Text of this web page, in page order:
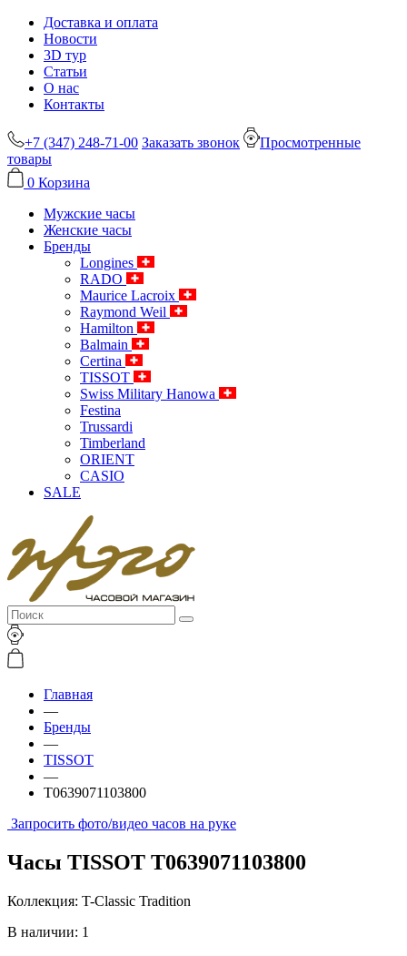
Доставка и оплата
Новости
3D тур
Статьи
О нас
Контакты
+7 (347) 248-71-00 Заказать звонок
Просмотренные
товары
0 Корзина
Мужские часы
Женские часы
Бренды
Longines
RADO
Maurice Lacroix
Raymond Weil
Hamilton
Balmain
Certina
TISSOT
Swiss Military Hanowa
Festina
Trussardi
Timberland
ORIENT
CASIO
SALE
Главная
—
Бренды
—
TISSOT
—
T0639071103800
Запросить фото/видео часов на руке
Часы TISSOT T0639071103800
Коллекция: T-Classic Tradition
В наличии: 1